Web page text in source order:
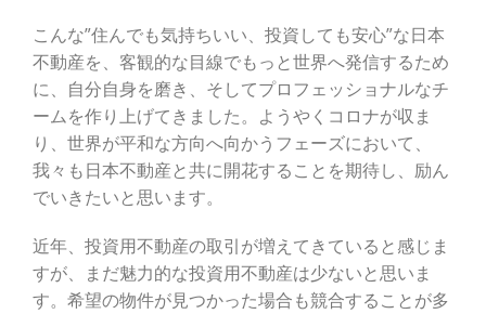
こんな”住んでも気持ちいい、投資しても安心”な日本
不動産を、客観的な目線でもっと世界へ発信するため
に、自分自身を磨き、そしてプロフェッショナルなチ
ームを作り上げてきました。ようやくコロナが収ま
り、世界が平和な方向へ向かうフェーズにおいて、
我々も日本不動産と共に開花することを期待し、励ん
でいきたいと思います。
近年、投資用不動産の取引が増えてきていると感じま
すが、まだ魅力的な投資用不動産は少ないと思いま
す。希望の物件が見つかった場合も競合することが多